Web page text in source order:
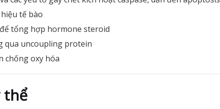
tế bào
tổng hợp hormone steroid
qua uncoupling protein
chống oxy hóa
thể